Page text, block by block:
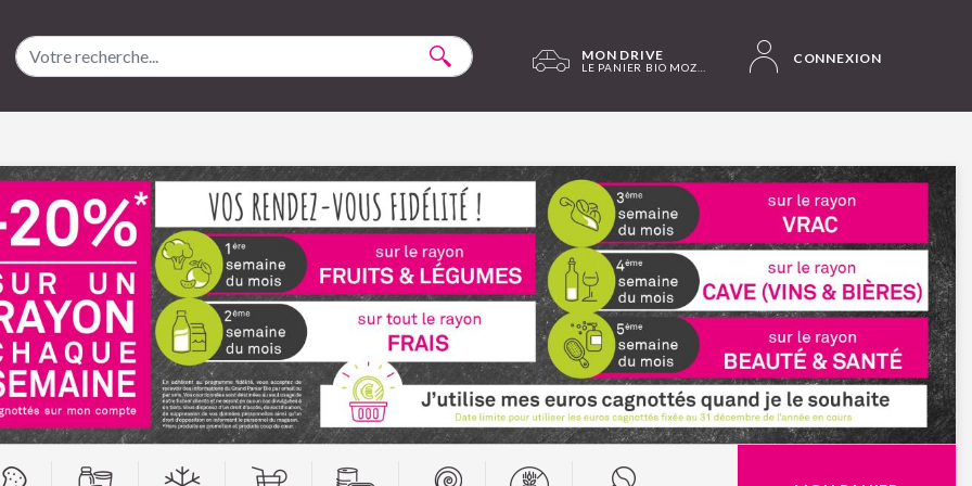
MON DRIVE CONNEXION